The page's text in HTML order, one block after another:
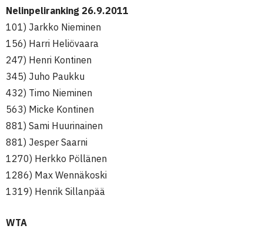
Nelinpeliranking 26.9.2011
101) Jarkko Nieminen
156) Harri Heliövaara
247) Henri Kontinen
345) Juho Paukku
432) Timo Nieminen
563) Micke Kontinen
881) Sami Huurinainen
881) Jesper Saarni
1270) Herkko Pöllänen
1286) Max Wennäkoski
1319) Henrik Sillanpää
WTA